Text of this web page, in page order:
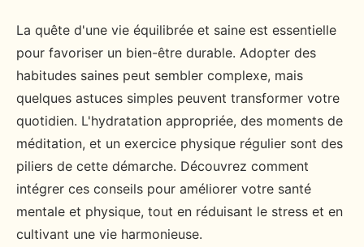
Blog bien-être : 5 astuces pour
une vie équilibrée et saine
admin•15 octobre 2024•2 min de lecture
La quête d'une vie équilibrée et saine est essentielle
pour favoriser un bien-être durable. Adopter des
habitudes saines peut sembler complexe, mais
quelques astuces simples peuvent transformer votre
quotidien. L'hydratation appropriée, des moments de
méditation, et un exercice physique régulier sont des
piliers de cette démarche. Découvrez comment
intégrer ces conseils pour améliorer votre santé
mentale et physique, tout en réduisant le stress et en
cultivant une vie harmonieuse.